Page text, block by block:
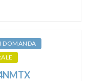
DOMANDA